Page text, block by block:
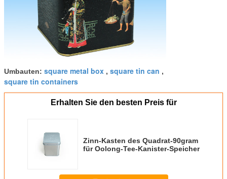
Umbauten: square metal box , square tin can ,
square tin containers
Erhalten Sie den besten Preis für
Zinn-Kasten des Quadrat-90gram
für Oolong-Tee-Kanister-Speicher